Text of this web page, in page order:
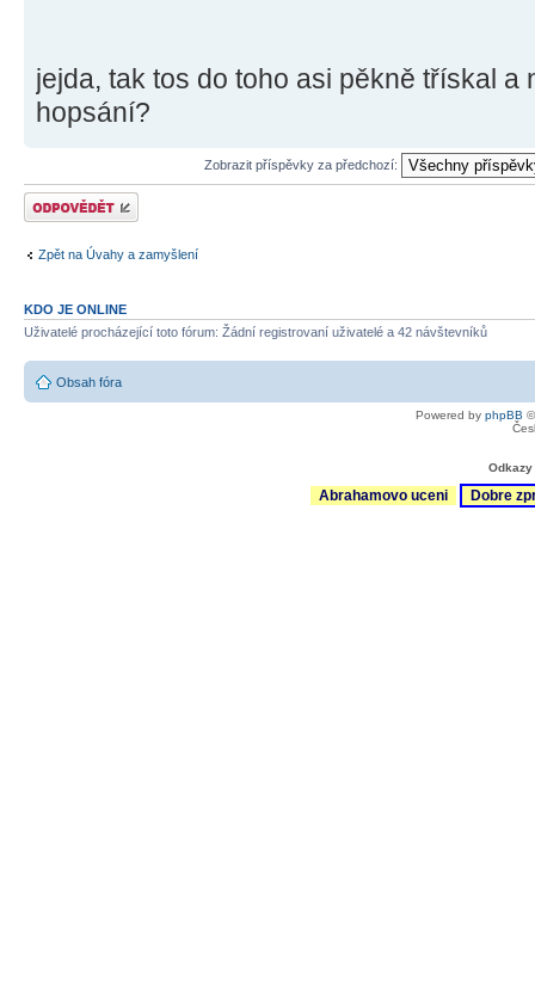
jejda, tak tos do toho asi pěkně třískal a
hopsání?
Zobrazit příspěvky za předchozí:
Odeslat odpověď
Zpět na Úvahy a zamyšlení
KDO JE ONLINE
Uživatelé procházející toto fórum: Žádní registrovaní uživatelé a 42 návštevníků
Obsah fóra
Powered by phpBB
Abrahamovo uceni Dobre